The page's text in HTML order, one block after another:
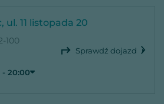
ul. 11 listopada 20
100
Sprawdź dojazd
- 20:00